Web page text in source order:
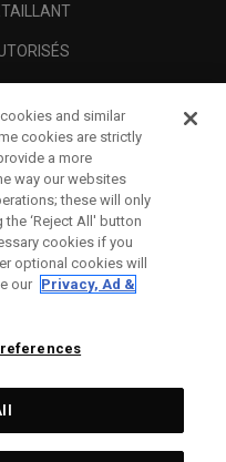
and similar
cookies are strictly
a more
way our websites
these will only
‘Reject All' button
cookies if you
optional cookies will
our Privacy, Ad &